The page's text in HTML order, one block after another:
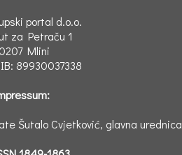
portal d.o.o.
za Petraču 1
Mlini
89930037338
Šutalo Cvjetković, glavna urednica